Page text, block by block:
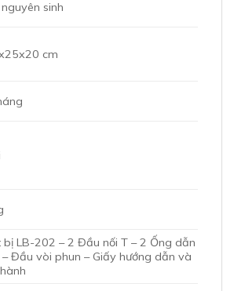
sinh
cm
bị LB-202 – 2 Đầu nối T – 2 Ống dẫn
– Đầu vòi phun – Giấy hướng dẫn và